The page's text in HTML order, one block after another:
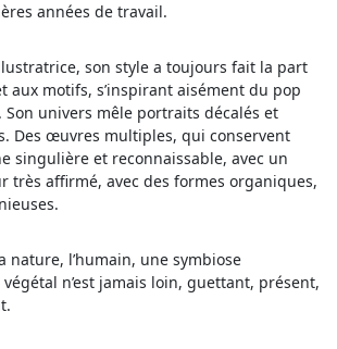
années de travail.
son style a toujours fait la part
aux motifs, s’inspirant aisément du pop
univers mêle portraits décalés et
Des œuvres multiples, qui conservent
singulière et reconnaissable, avec un
très affirmé, avec des formes organiques,
nature, l’humain, une symbiose
n’est jamais loin, guettant, présent,